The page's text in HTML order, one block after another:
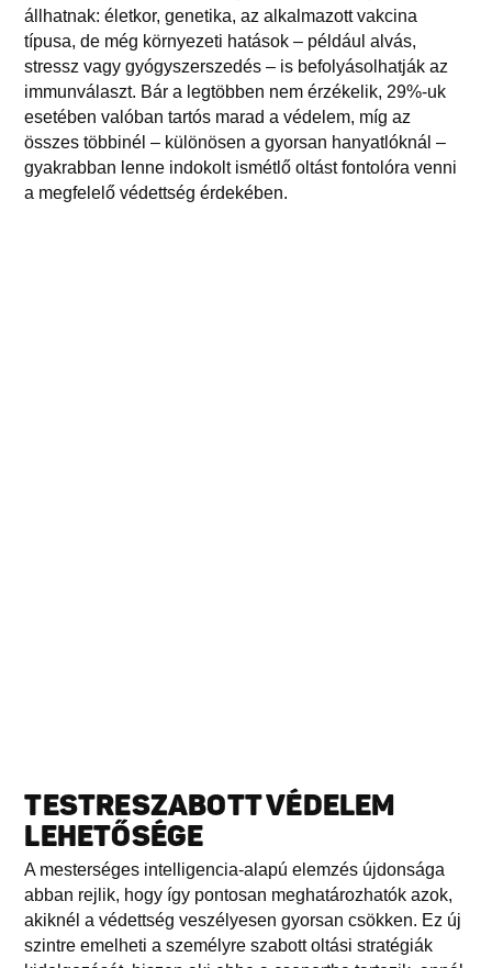
állhatnak: életkor, genetika, az alkalmazott vakcina
típusa, de még környezeti hatások – például alvás,
stressz vagy gyógyszerszedés – is befolyásolhatják az
immunválaszt. Bár a legtöbben nem érzékelik, 29%-uk
esetében valóban tartós marad a védelem, míg az
összes többinél – különösen a gyorsan hanyatlóknál –
gyakrabban lenne indokolt ismétlő oltást fontolóra venni
a megfelelő védettség érdekében.
TESTRESZABOTT VÉDELEM
LEHETŐSÉGE
A mesterséges intelligencia-alapú elemzés újdonsága
abban rejlik, hogy így pontosan meghatározhatók azok,
akiknél a védettség veszélyesen gyorsan csökken. Ez új
szintre emelheti a személyre szabott oltási stratégiák